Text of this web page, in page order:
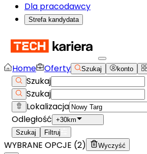
Dla pracodawcy
Strefa kandydata
Home Oferty Szukaj konto
Szukaj
Szukaj
Lokalizacja
Odległość +30km
Szukaj
Filtruj
WYBRANE OPCJE (2) Wyczyść